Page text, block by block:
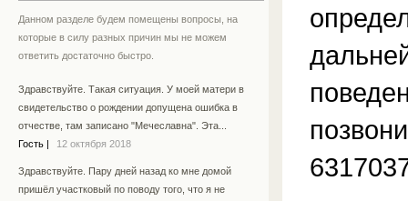
Данном разделе будем помещены вопросы, на
которые в силу разных причин мы не можем
ответить достаточно быстро.
Здравствуйте. Такая ситуация. У моей матери в
свидетельство о рождении допущена ошибка в
отчестве, там записано "Мечеславна". Эта...
Гость
12 октября 2018
Здравствуйте. Пару дней назад ко мне домой
пришёл участковый по поводу того, что я не